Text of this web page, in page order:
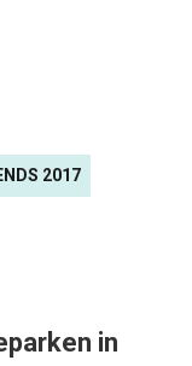
2017
in